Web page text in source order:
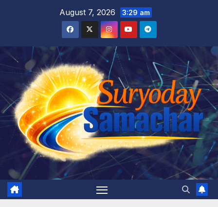
August 7, 2026 3:29 am